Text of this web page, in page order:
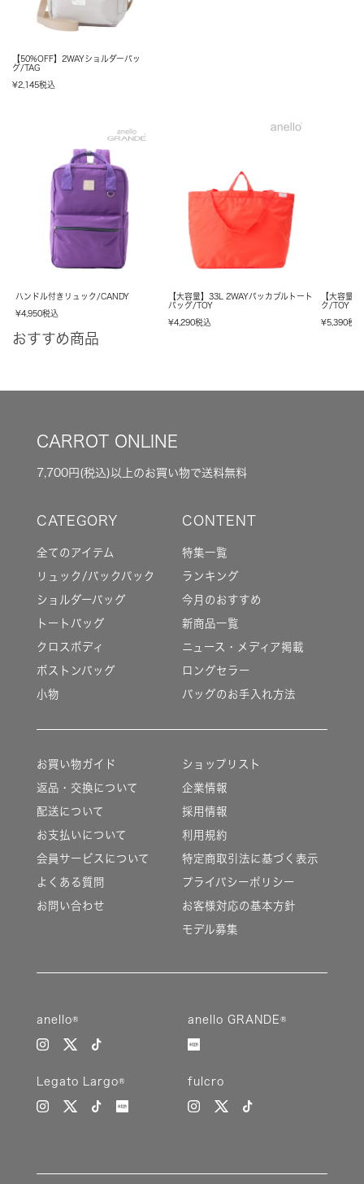
【50%OFF】2WAYショルダーバッ
グ/TAG
¥2,145税込
ハンドル付きリュック/CANDY
¥4,950税込
【大容量】33L 2WAYパッカブルトート
バッグ/TOY
¥4,290税込
【大容量
ク/TOY
¥5,390税込
おすすめ商品
CARROT ONLINE
7,700円(税込)以上のお買い物で送料無料
全てのアイテム
リュック/バックパック
ショルダーバッグ
トートバッグ
クロスボディ
ボストンバッグ
小物
特集一覧
ランキング
今月のおすすめ
新商品一覧
ニュース・メディア掲載
ロングセラー
バッグのお手入れ方法
お買い物ガイド
返品・交換について
配送について
お支払いについて
会員サービスについて
よくある質問
お問い合わせ
ショップリスト
企業情報
採用情報
利用規約
特定商取引法に基づく表示
プライバシーポリシー
お客様対応の基本方針
モデル募集
anello® anello GRANDE®
Legato Largo® fulcro